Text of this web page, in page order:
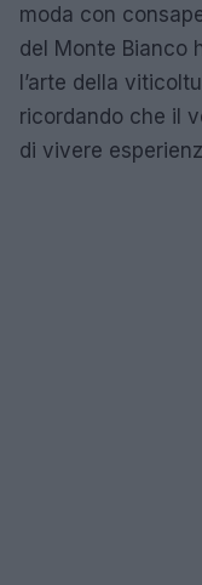
moda con
del Monte Bianco
l’arte della
ricordando che il
di vivere